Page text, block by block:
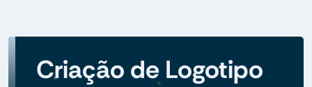
Criação de Logotipo